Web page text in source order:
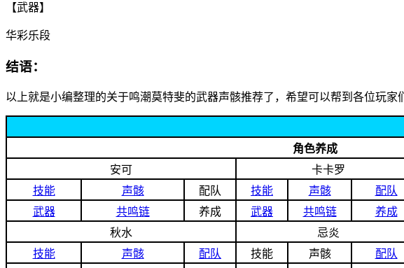
【武器】
华彩乐段
结语：
以上就是小编整理的关于鸣潮莫特斐的武器声骸推荐了，希望可以帮到各位玩家
角色养成
安可
卡卡罗
技能
声骸 配队 技能 声骸 配队
武器
共鸣链 养成 武器 共鸣链 养成
秋水
忌炎
技能
声骸 配队 技能 声骸 配队